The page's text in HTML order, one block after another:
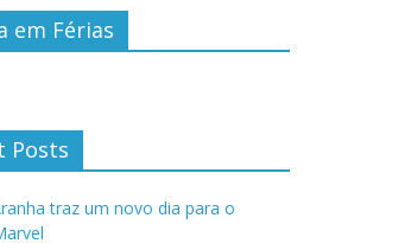
em Férias
Posts
traz um novo dia para o